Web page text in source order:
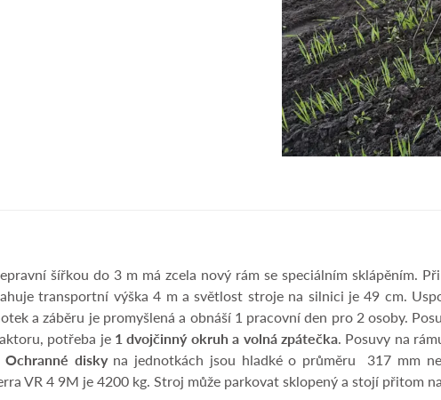
šířkou do 3 m má zcela nový rám se speciálním sklápěním.
transportní výška 4 m a světlost stroje na silnici je 49 cm.
a záběru je promyšlená a obnáší 1 pracovní den pro 2 osoby.
potřeba je 1 dvojčinný okruh a volná zpátečka. Posuvy na
Ochranné diskyna jednotkách jsou hladké o průměru 317 mm
VR 4 9M je 4200 kg. Stroj může parkovat sklopený a stojí přitom